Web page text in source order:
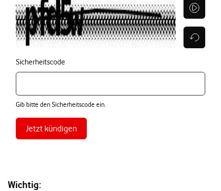
Sicherheitscode
Gib bitte den Sicherheitscode ein.
Jetzt kündigen
Wichtig: